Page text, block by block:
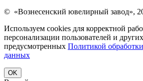
© «Вознесенский ювелирный завод»,
Используем cookies для корректной
персонализации пользователей и
предусмотренных Политикой
данных
OK